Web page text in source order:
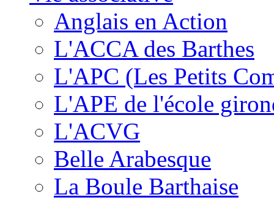
Anglais en Action
L'ACCA des Barthes
L'APC (Les Petits
L'APE de l'école
L'ACVG
Belle Arabesque
La Boule Barthaise